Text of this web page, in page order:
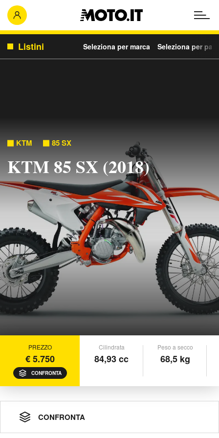
Listini Seleziona per marca Seleziona per
KTM 85 SX
KTM 85 SX (2018)
PREZZO
€ 5.750
CONFRONTA
Cilindrata
84,93 cc
Peso a secco
68,5 kg
CONFRONTA